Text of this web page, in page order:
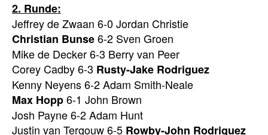
2. Runde:
Jeffrey de Zwaan 6-0 Jordan Christie
Christian Bunse6-2 Sven Groen
Mike de Decker 6-3 Berry van Peer
Corey Cadby 6-3 Rusty-Jake Rodriguez
Kenny Neyens 6-2 Adam Smith-Neale
Max Hopp6-1 John Brown
Josh Payne 6-2 Adam Hunt
Justin van Tergouw 6-5 Rowby-John Rodriguez